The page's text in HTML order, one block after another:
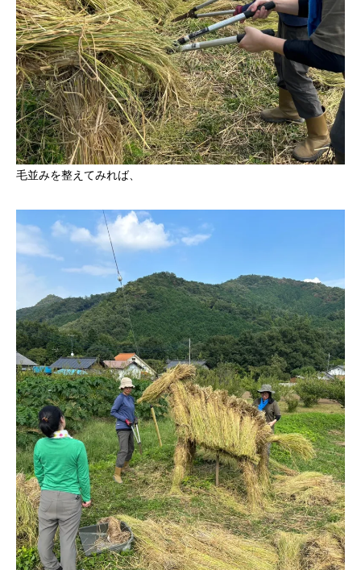
毛並みを整えてみれば、